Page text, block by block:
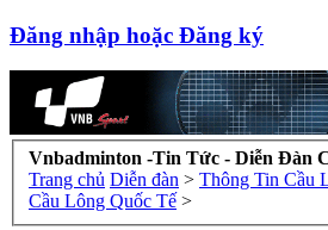
Đăng nhập hoặc Đăng ký
Vnbadminton -Tin Tức - Diễn Đàn
Trang chủ Diễn đàn > Thông Tin Cầu
Cầu Lông Quốc Tế >